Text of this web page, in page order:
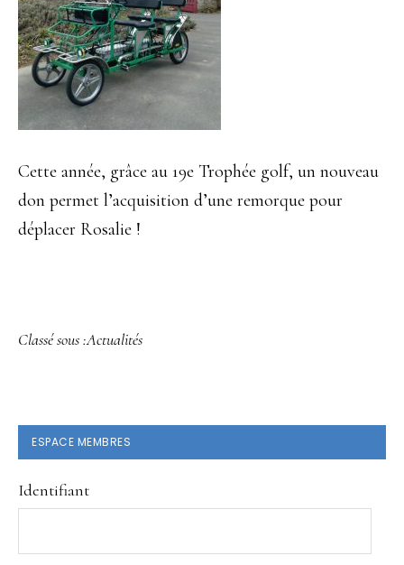
Cette année, grâce au 19e Trophée golf, un nouveau
don permet l’acquisition d’une remorque pour
déplacer Rosalie !
Classé sous :Actualités
BARRE
PRINCIPALE
ESPACE MEMBRES
Identifiant